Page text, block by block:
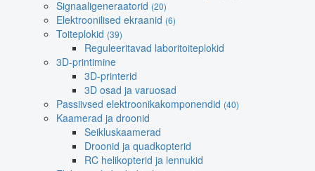
Signaaligeneraatorid (20)
Elektroonilised ekraanid (6)
Toiteplokid (39)
Reguleeritavad laboritoiteplokid
3D-printimine
3D-printerid
3D osad ja varuosad
Passiivsed elektroonikakomponendid (40)
Kaamerad ja droonid
Seikluskaamerad
Droonid ja quadkopterid
RC helikopterid ja lennukid